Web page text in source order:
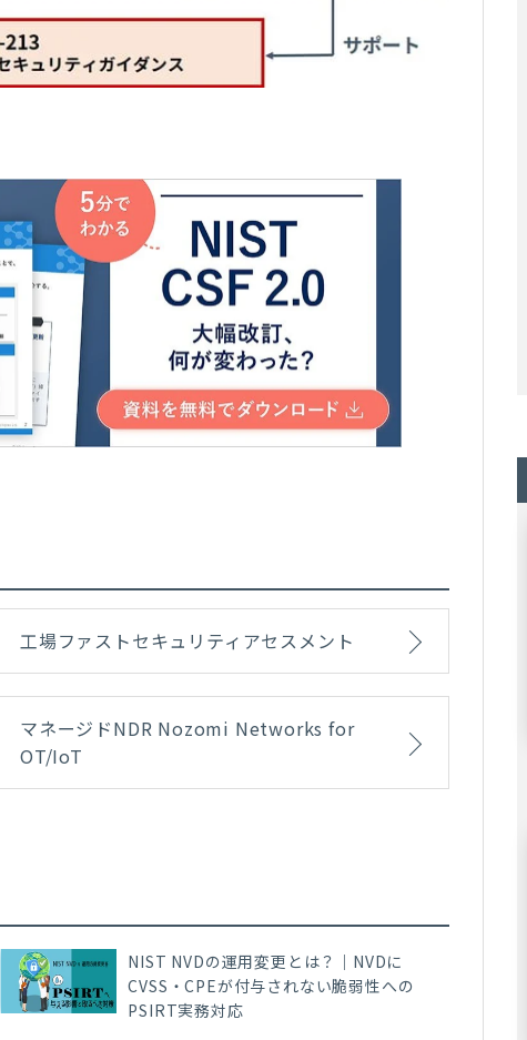
工場ファストセキュリティアセスメント
マネージドNDR Nozomi Networks for
OT/IoT
NIST NVDの運用変更とは？｜NVDに
CVSS・CPEが付与されない脆弱性への
PSIRT実務対応